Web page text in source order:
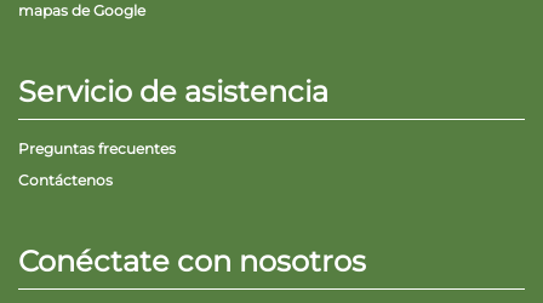
mapas de Google
Servicio de asistencia
Preguntas frecuentes
Contáctenos
Conéctate con nosotros